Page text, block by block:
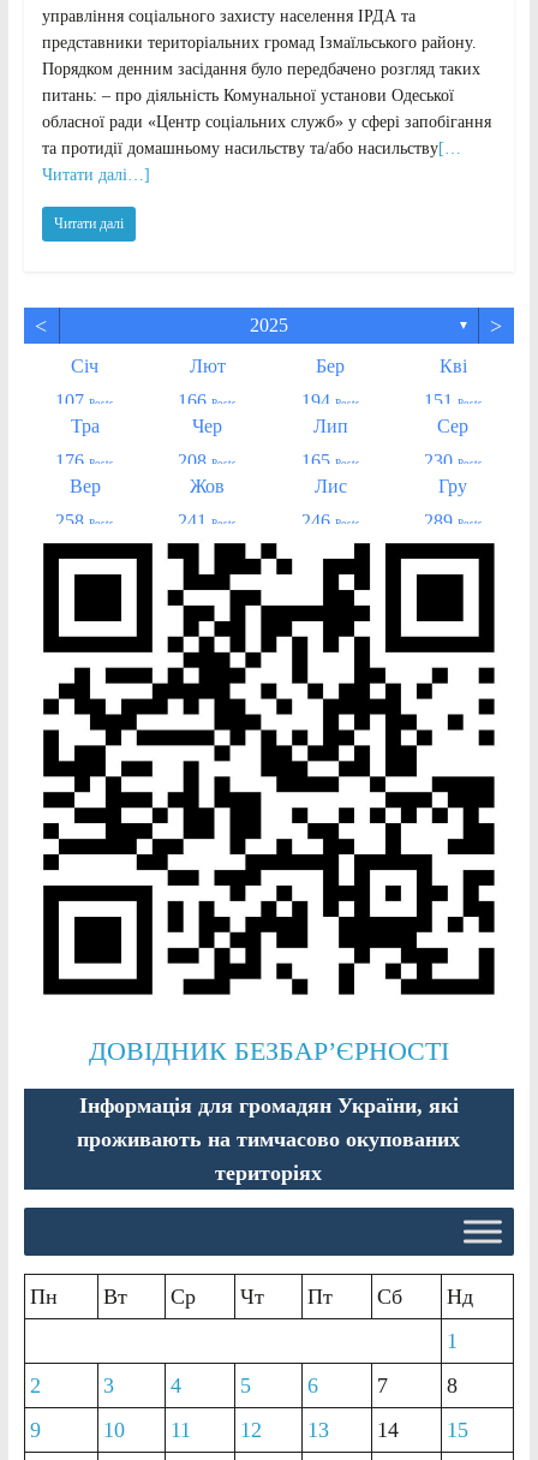
управління соціального захисту населення ІРДА та
представники територіальних громад Ізмаїльського району.
Порядком денним засідання було передбачено розгляд таких
питань: – про діяльність Комунальної установи Одеської
обласної ради «Центр соціальних служб» у сфері запобігання
та протидії домашньому насильству та/або насильству[…
Читати далі…]
Читати далі
< 2025 ▼ >
Січ
107 Posts
Лют
166 Posts
Бер
194 Posts
Кві
151
Posts
Тра
176 Posts
Чер
208 Posts
Лип
165 Posts
Сер
230 Posts
Вер
258 Posts
Жов
241
Posts
Лис
246 Posts
Гру
289 Posts
ДОВІДНИК БЕЗБАР’ЄРНОСТІ
Інформація для громадян України, які
проживають на тимчасово окупованих
територіях
Пн Вт Ср Чт Пт Сб
Нд
1
2
3 4 5 6 7
8
9
10 11 12 13 14
15